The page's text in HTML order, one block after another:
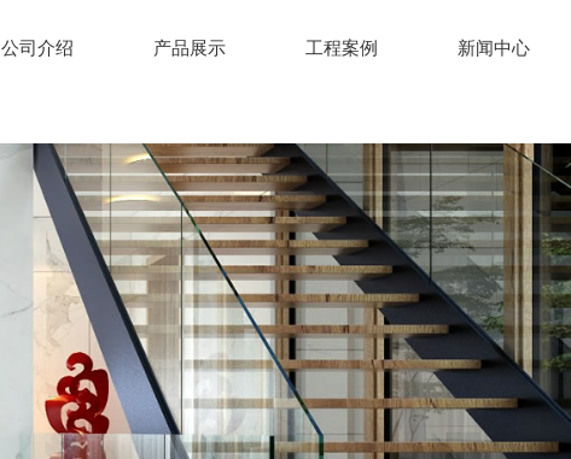
公司介绍 产品展示 工程案例 新闻中心